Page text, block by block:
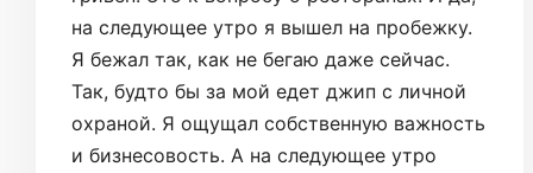
на следующее утро я вышел на пробежку.
Я бежал так, как не бегаю даже сейчас.
Так, будто бы за мой едет джип с личной
охраной. Я ощущал собственную важность
и бизнесовость. А на следующее утро